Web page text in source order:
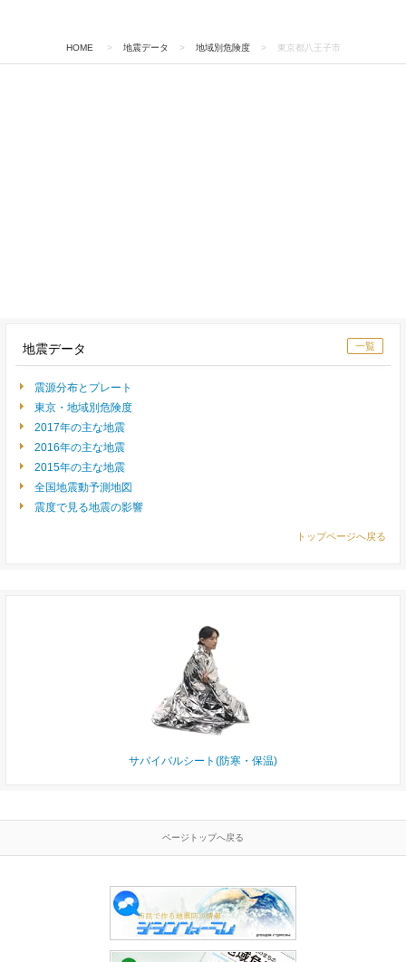
HOME > 地震データ > 地域別危険度 > 東京都八王子市
一覧
地震データ
震源分布とプレート
東京・地域別危険度
2017年の主な地震
2016年の主な地震
2015年の主な地震
全国地震動予測地図
震度で見る地震の影響
トップページへ戻る
サバイバルシート(防寒・保温)
ページトップへ戻る